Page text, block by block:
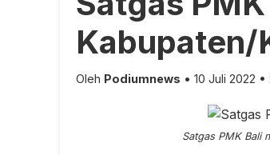
Kabupaten/
Oleh Podiumnews • 10 Juli 2022
Satgas PMK Bali